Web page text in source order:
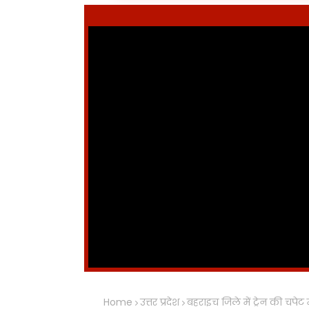
Home उत्तर प्रदेश बहराइच जिले में ट्रेन की